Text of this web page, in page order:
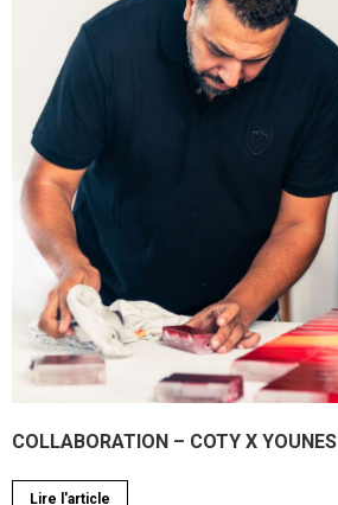
COLLABORATION – COTY X
Lire l'article